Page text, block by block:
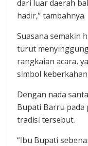
dari luar daerah
hadir,” tambahnya.
Suasana semakin
turut
rangkaian acara,
simbol keberkahan.
Dengan nada
Bupati Barru
tradisi tersebut.
“Ibu Bupati